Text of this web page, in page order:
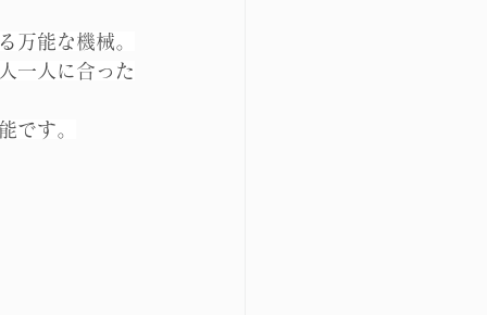
万能な機械。
一人に合った
です。